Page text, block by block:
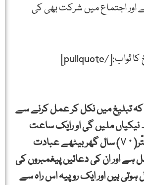
اور اجتماع میں شرکت بھی کی
کہ تبلیغ میں نکل کر عمل کرنے سے
نیکیاں ملیں گی او رایک ساعت
تبلیغ میں نکلنا ستّر(٧٠) سال گھر بیٹھے عبادت
اور ان کی دعائیں پیغمبروں کی
ہیں اور ایک روپیہ اس راہ سے